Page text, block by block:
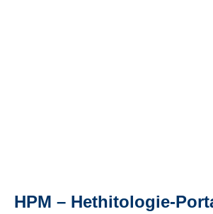
HPM – Hethitologie-